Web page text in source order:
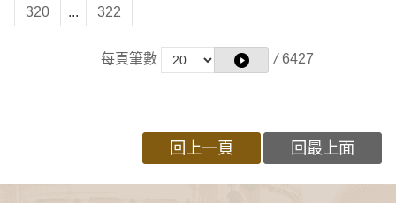
320
... 322
每頁筆數 / 6427
回上一頁 回最上面